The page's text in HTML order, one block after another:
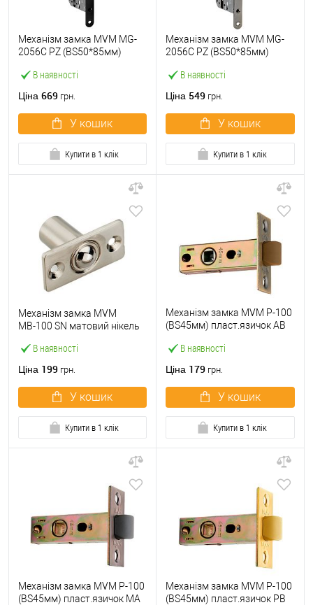
В наявності
Механізм замка MVM MG-
2056C PZ (BS50*85мм)
Ціна 669 грн.
У кошик
Купити в 1 клік
В наявності
Механізм замка MVM MG-
2056C PZ (BS50*85мм)
антрацит
Ціна 549 грн.
У кошик
Купити в 1 клік
В наявності
Механізм замка MVM
MВ-100 SN матовий нікель
Ціна 199 грн.
У кошик
Купити в 1 клік
В наявності
Механізм замка MVM P-100
(BS45мм) пласт.язичок AB
Ціна 179 грн.
У кошик
Купити в 1 клік
Механізм замка MVM P-100
(BS45мм) пласт.язичок MA
Механізм замка MVM P-100
(BS45мм) пласт.язичок PB